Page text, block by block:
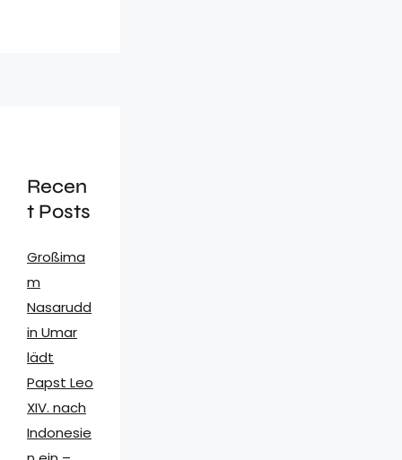
Recen
t Posts
Großima
m
Nasarudd
in Umar
lädt
Papst Leo
XIV. nach
Indonesie